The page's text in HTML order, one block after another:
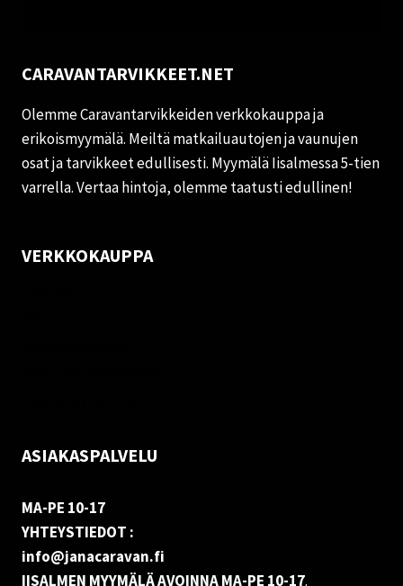
CARAVANTARVIKKEET.NET
Olemme Caravantarvikkeiden verkkokauppa ja
erikoismyymälä. Meiltä matkailuautojen ja vaunujen
osat ja tarvikkeet edullisesti. Myymälä Iisalmessa 5-tien
varrella. Vertaa hintoja, olemme taatusti edullinen!
VERKKOKAUPPA
ASIAKASPALVELU
MA-PE 10-17
YHTEYSTIEDOT :
info@janacaravan.fi
IISALMEN MYYMÄLÄ AVOINNA MA-PE 10-17.